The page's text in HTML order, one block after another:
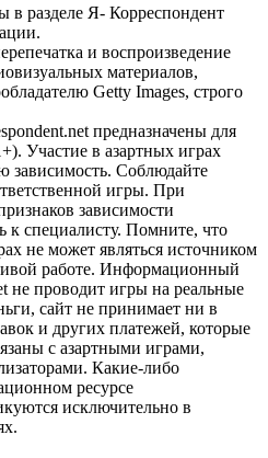
в разделе Я- Корреспондент
и воспроизведение
материалов,
Getty Images, строго
предназначены для
Участие в азартных играх
зависимость. Соблюдайте
игры. При
зависимости
к специалисту. Помните, что
не может являться источником
работе. Информационный
не проводит игры на реальные
сайт не принимает ни в
и других платежей, которые
с азартными играми,
Какие-либо
ресурсе
исключительно в